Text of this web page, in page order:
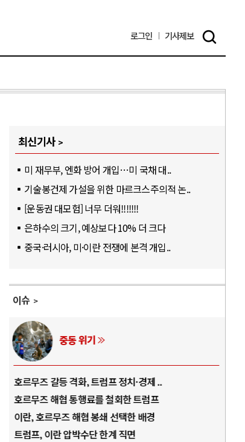
로그인 기사제보
최신기사
미 재무부, 엔화 방어 개입…미 국채 대..
기술봉건제 가설을 위한 마르크스주의적 논..
[운동권 대모험] 너무 더워!!!!!!!
은하수의 크기, 예상보다 10% 더 크다
중국·러시아, 미·이란 전쟁에 본격 개입..
이슈
중동 위기
호르무즈 갈등 격화, 트럼프 정치·경제 ..
호르무즈 해협 통행료를 철회한 트럼프
이란, 호르무즈 해협 봉쇄 선택한 배경
트럼프, 이란 압박수단 한계 직면